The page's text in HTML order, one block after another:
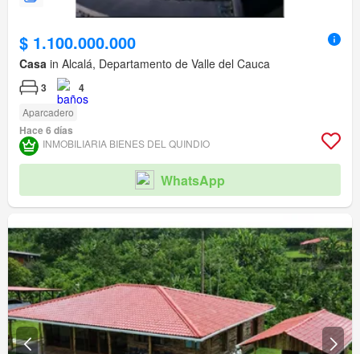
$ 1.100.000.000
Casa in Alcalá, Departamento de Valle del Cauca
3 4
Aparcadero
Hace 6 días
INMOBILIARIA BIENES DEL QUINDIO
WhatsApp